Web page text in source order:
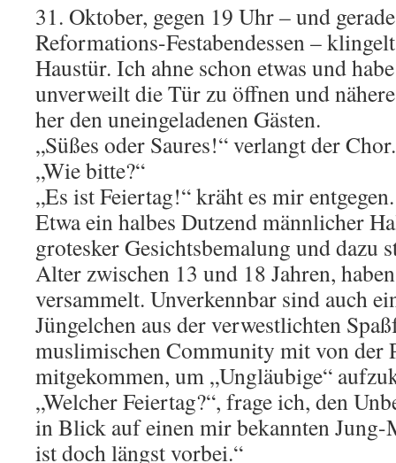
31. Oktober, gegen 19 Uhr – und
Reformations-Festabendessen –
Haustür. Ich ahne schon etwas und
unverweilt die Tür zu öffnen und
her den uneingeladenen Gästen.
„Süßes oder Saures!“ verlangt der Chor.
„Wie bitte?“
„Es ist Feiertag!“ kräht es mir entgegen.
Etwa ein halbes Dutzend männlicher
grotesker Gesichtsbemalung und dazu
Alter zwischen 13 und 18 Jahren,
versammelt. Unverkennbar sind auch
Jüngelchen aus der verwestlichten
muslimischen Community mit von der
mitgekommen, um „Ungläubige“
„Welcher Feiertag?“, frage ich, den
in Blick auf einen mir bekannten Jung-
ist doch längst vorbei.“